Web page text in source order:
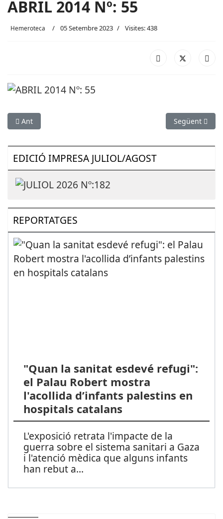
ABRIL 2014 Nº: 55
Hemeroteca 05 Setembre 2023 Visites: 438
Article anterior: MAIG 2014 Nº: 56
Ant Article
Següent
EDICIÓ IMPRESA JULIOL/AGOST
REPORTATGES
"Quan la sanitat esdevé refugi":
el Palau Robert mostra
l'acollida d’infants palestins en
hospitals catalans
L'exposició retrata l'impacte de la
guerra sobre el sistema sanitari a Gaza
i l'atenció mèdica que alguns infants
han rebut a...